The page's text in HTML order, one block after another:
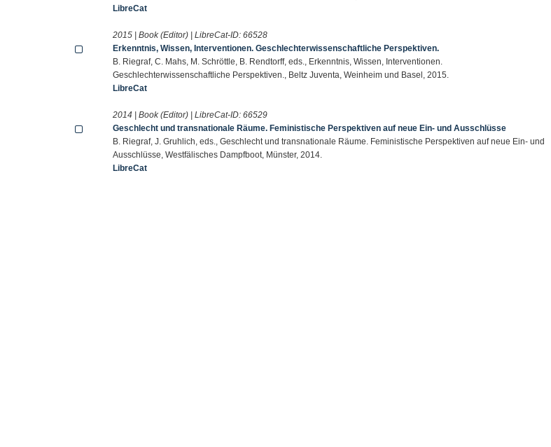
LibreCat
2015 | Book (Editor) | LibreCat-ID:66528
Erkenntnis, Wissen, Interventionen. Geschlechterwissenschaftliche Perspektiven.
B. Riegraf, C. Mahs, M. Schröttle, B. Rendtorff, eds., Erkenntnis, Wissen, Interventionen.
Geschlechterwissenschaftliche Perspektiven., Beltz Juventa, Weinheim und Basel, 2015.
LibreCat
2014 | Book (Editor) | LibreCat-ID:66529
Geschlecht und transnationale Räume. Feministische Perspektiven auf neue Ein- und Ausschlüsse
B. Riegraf, J. Gruhlich, eds., Geschlecht und transnationale Räume. Feministische Perspektiven auf neue Ein- und
Ausschlüsse, Westfälisches Dampfboot, Münster, 2014.
LibreCat